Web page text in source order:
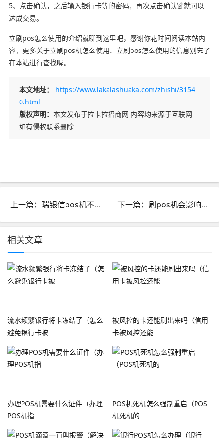
5、点击确认，之后输入银行卡等的密码，再次点击确认键就可以
达成交易。
立刷pos怎么使用的介绍就聊到这里吧，感谢你花时间阅读本站内
容，更多关于立刷pos机怎么使用、立刷pos怎么使用的信息别忘了
在本站进行查找喔。
本文地址：
https://www.lakalashuaka.com/zhishi/3154
0.html
版权声明： 本文发布于拉卡拉招商网 内容均来源于互联网
如有侵权联系删除
上一篇：瑞银信pos机不用了怎么处理_瑞银信pos不能用了吗 下一篇：刷pos机会影响征信吗_频繁刷pos机会影响征信吗
相关文章
流水频繁银行将卡冻结了（怎么
避免银行卡被
被风控的卡还能刷出来吗（信用
卡被风控还能
办理POS机需要什么证件（办理
POS机指
POS机死机怎么强制重启（POS
机死机的